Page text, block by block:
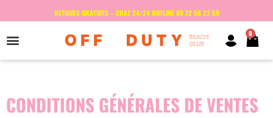
RETOURS GRATUITS – CHAT 24/24 HOTLINE 09 72 56 22 59
0
CONDITIONS GÉNÉRALES DE VENTES